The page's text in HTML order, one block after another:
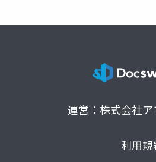
運営：株式会社
利用規